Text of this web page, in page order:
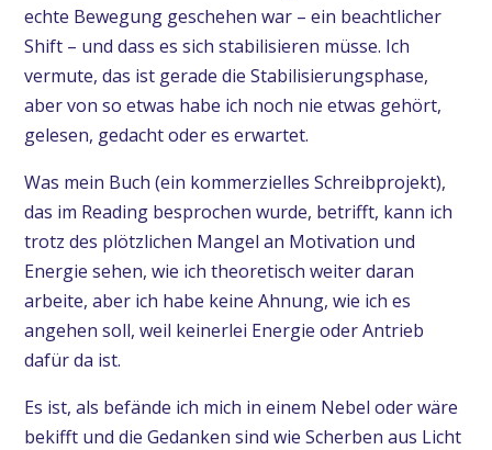
echte Bewegung geschehen war – ein beachtlicher
Shift – und dass es sich stabilisieren müsse. Ich
vermute, das ist gerade die Stabilisierungsphase,
aber von so etwas habe ich noch nie etwas gehört,
gelesen, gedacht oder es erwartet.
Was mein Buch (ein kommerzielles Schreibprojekt),
das im Reading besprochen wurde, betrifft, kann ich
trotz des plötzlichen Mangel an Motivation und
Energie sehen, wie ich theoretisch weiter daran
arbeite, aber ich habe keine Ahnung, wie ich es
angehen soll, weil keinerlei Energie oder Antrieb
dafür da ist.
Es ist, als befände ich mich in einem Nebel oder wäre
bekifft und die Gedanken sind wie Scherben aus Licht